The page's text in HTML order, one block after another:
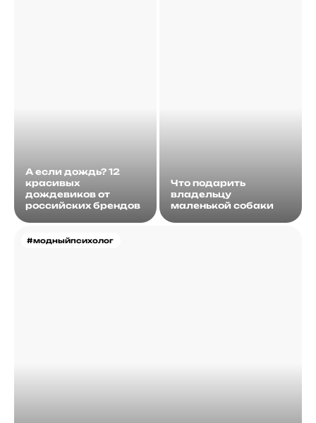
А если дождь? 12
красивых
дождевиков от
российских брендов
#модныйпсихолог
Что подарить
владельцу
маленькой собаки